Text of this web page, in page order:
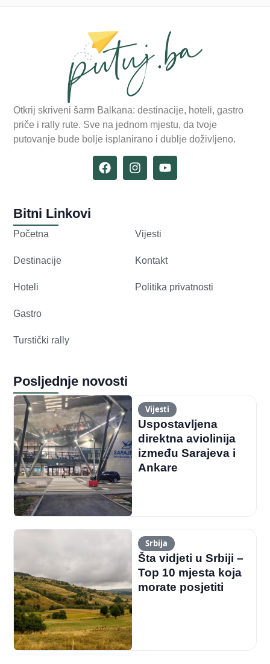
Otkrij skriveni šarm Balkana: destinacije, hoteli, gastro
priče i rally rute. Sve na jednom mjestu, da tvoje
putovanje bude bolje isplanirano i dublje doživljeno.
Bitni Linkovi
Početna
Destinacije
Hoteli
Gastro
Turstički rally
Vijesti
Kontakt
Politika privatnosti
Posljednje novosti
Vijesti
Uspostavljena
direktna aviolinija
između Sarajeva i
Ankare
Srbija
Šta vidjeti u Srbiji –
Top 10 mjesta koja
morate posjetiti